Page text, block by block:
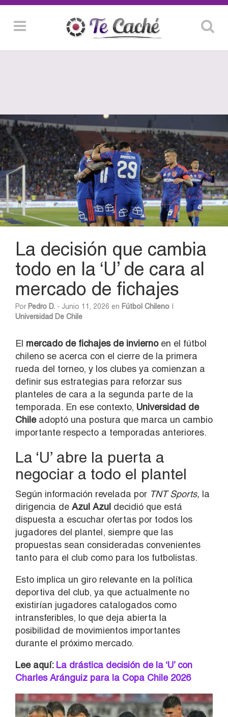
La decisión que cambia
todo en la ‘U’ de cara al
mercado de fichajes
Por Pedro D. - Junio 11, 2026 en Fútbol Chileno
Universidad De Chile
El mercado de fichajes de inviernoen el fútbol
chileno se acerca con el cierre de la primera
rueda del torneo, y los clubes ya comienzan a
definir sus estrategias para reforzar sus
planteles de cara a la segunda parte de la
temporada. En ese contexto, Universidad de
Chileadoptó una postura que marca un cambio
importante respecto a temporadas anteriores.
La ‘U’ abre la puerta a
negociar a todo el plantel
Según información revelada por TNT Sports, la
dirigencia de Azul Azul decidió que está
dispuesta a escuchar ofertas por todos los
jugadores del plantel, siempre que las
propuestas sean consideradas convenientes
tanto para el club como para los futbolistas.
Esto implica un giro relevante en la política
deportiva del club, ya que actualmente no
existirían jugadores catalogados como
intransferibles, lo que deja abierta la
posibilidad de movimientos importantes
durante el próximo mercado.
Lee aquí: La drástica decisión de la ‘U’ con
Charles Aránguiz para la Copa Chile 2026